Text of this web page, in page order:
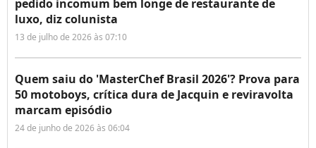
pedido incomum bem longe de restaurante de
luxo, diz colunista
13 de julho de 2026 às 07:10
Quem saiu do 'MasterChef Brasil 2026'? Prova para
50 motoboys, crítica dura de Jacquin e reviravolta
marcam episódio
24 de junho de 2026 às 06:04